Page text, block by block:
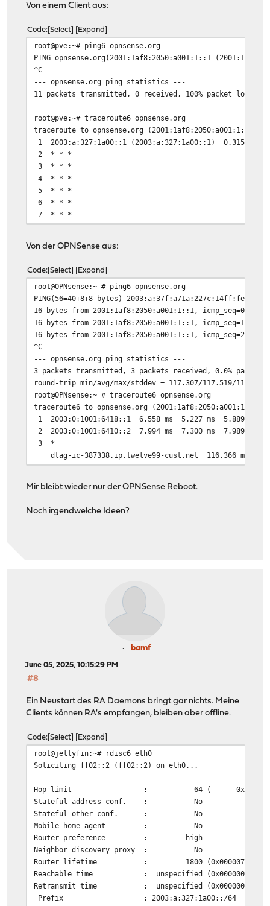
Von einem Client aus:
Code Select Expand
root@pve:~# ping6 opnsense.org
PING opnsense.org(2001:1af8:2050:a001:1::1
^C
--- opnsense.org ping statistics ---
11 packets transmitted, 0 received, 100% packet loss,
root@pve:~# traceroute6 opnsense.org
traceroute to opnsense.org (2001:1af8:2050:a001:1::1)
1 2003:a:327:1a00::1 (2003:a:327:1a00::1) 0.315 ms
2 * * *
3 * * *
4 * * *
5 * * *
6 * * *
7 * * *
10 * * *
Von der OPNSense aus:
Code Select Expand
root@OPNsense:~ # ping6 opnsense.org
PING(56=40+8+8 bytes)
16 bytes from 2001:1af8:2050:a001:1::1, icmp_seq=0
16 bytes from 2001:1af8:2050:a001:1::1, icmp_seq=1
16 bytes from 2001:1af8:2050:a001:1::1, icmp_seq=2
^C
--- opnsense.org ping statistics ---
3 packets transmitted, 3 packets received, 0.0% packet
round-trip min/avg/max/stddev = 117.307/117.519/117.804/
root@OPNsense:~ # traceroute6 opnsense.org
traceroute6 to opnsense.org
1 2003:0:1001:6418::1 6.558 ms 5.227 ms 5.889 ms
2 2003:0:1001:6410::2 7.994 ms 7.300 ms 7.989 ms
3 *
dtag-ic-387338.ip.twelve99-cust.net 116.366 ms
Mir bleibt wieder nur der OPNSense Reboot.
Noch irgendwelche Ideen?
bamf
June 05, 2025, 10:15:29 PM
#8
Ein Neustart des RA Daemons bringt gar nichts. Meine
Clients können RA's empfangen, bleiben aber offline.
Code Select Expand
root@jellyfin:~# rdisc6 eth0
Soliciting ff02::2 (ff02::2) on eth0...
Hop limit : 64 ( 0x40)
Stateful address conf. : No
Stateful other conf. : No
Mobile home agent : No
Router preference : high
Neighbor discovery proxy : No
Router lifetime : 1800 (0x00000708)
Reachable time : unspecified (0x00000000)
Retransmit time : unspecified (0x00000000)
Prefix : 2003:a:327:1a00::/64